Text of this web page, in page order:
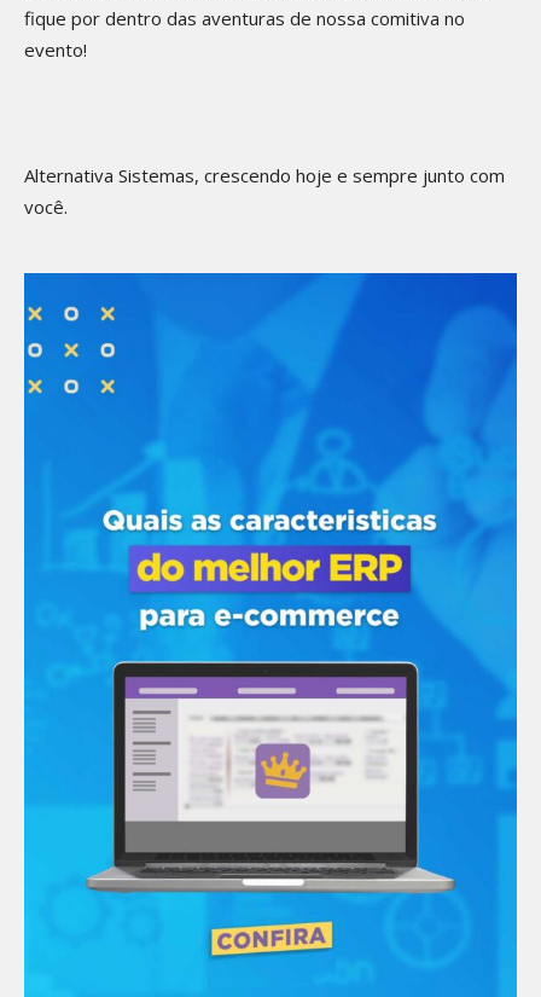
fique por dentro das aventuras de nossa comitiva no
evento!
Alternativa Sistemas, crescendo hoje e sempre junto com
você.